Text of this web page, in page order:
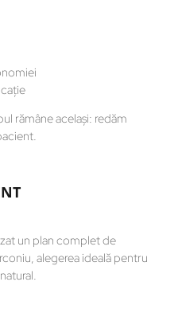
rămâne același: redăm
un plan complet de
alegerea ideală pentru